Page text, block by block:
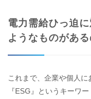
電力需給ひっ迫
ようなものがあ
これまで、企業や個人に
『ESG』というキーワ